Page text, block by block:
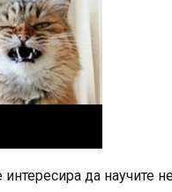
да научите